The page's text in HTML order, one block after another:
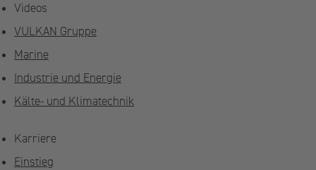
Videos
VULKAN Gruppe
Marine
Industrie und Energie
Kälte- und Klimatechnik
Karriere
Einstieg